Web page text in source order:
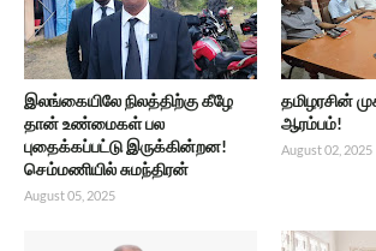
இலங்கையிலே நிலத்திற்கு கீழே
தான் உண்மைகள் பல
புதைக்கப்பட்டு இருக்கின்றன!
செம்மணியில் சுமந்திரன்
August 05, 2025
தமிழரசின்
ஆரம்பம்!
August 02, 2025